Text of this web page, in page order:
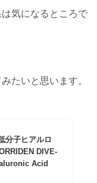
気になるところで
たいと思います。
分子ヒアルロ
DIVE-
Acid